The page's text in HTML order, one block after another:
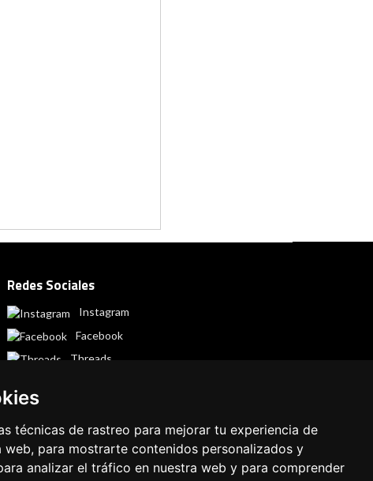
técnicas de rastreo para mejorar tu experiencia de
web, para mostrarte contenidos personalizados y
analizar el tráfico en nuestra web y para comprender
Redes Sociales
Instagram
Facebook
Threads